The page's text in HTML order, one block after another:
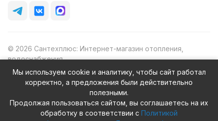
© 2026 Сантехплюс: Интернет-магазин отопления,
водоснабжения
Юридический адрес: 390023, г. Рязань, проезд Яблочкова,
ИНН/КПП: 6230087631/623001001
ОГРН: 1156230000080
Мы используем cookie и аналитику, чтобы сайт работал
корректно, а предложения были действительно
полезными.
Продолжая пользоваться сайтом, вы соглашаетесь на их
обработку в соответствии с Политикой